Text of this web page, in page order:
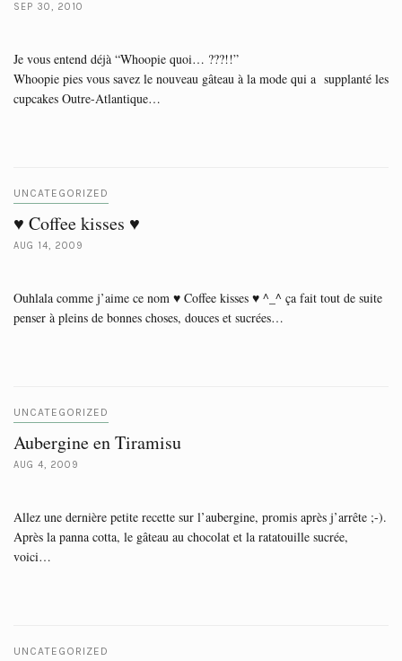
SEP 30, 2010
Je vous entend déjà “Whoopie quoi… ???!!”
Whoopie pies vous savez le nouveau gâteau à la mode qui a supplanté les
cupcakes Outre-Atlantique…
UNCATEGORIZED
♥ Coffee kisses ♥
AUG 14, 2009
Ouhlala comme j’aime ce nom ♥ Coffee kisses ♥ ^_^ ça fait tout de suite
penser à pleins de bonnes choses, douces et sucrées…
UNCATEGORIZED
Aubergine en Tiramisu
AUG 4, 2009
Allez une dernière petite recette sur l’aubergine, promis après j’arrête ;-).
Après la panna cotta, le gâteau au chocolat et la ratatouille sucrée,
voici…
UNCATEGORIZED